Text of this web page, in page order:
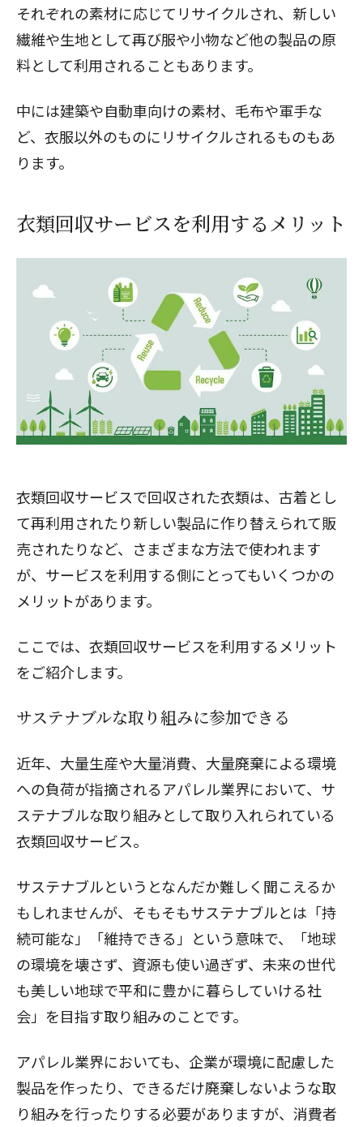
それぞれの素材に応じてリサイクルされ、新しい
繊維や生地として再び服や小物など他の製品の原
料として利用されることもあります。
中には建築や自動車向けの素材、毛布や軍手な
ど、衣服以外のものにリサイクルされるものもあ
ります。
衣類回収サービスを利用するメリット
衣類回収サービスで回収された衣類は、古着とし
て再利用されたり新しい製品に作り替えられて販
売されたりなど、さまざまな方法で使われます
が、サービスを利用する側にとってもいくつかの
メリットがあります。
ここでは、衣類回収サービスを利用するメリット
をご紹介します。
サステナブルな取り組みに参加できる
近年、大量生産や大量消費、大量廃棄による環境
への負荷が指摘されるアパレル業界において、サ
ステナブルな取り組みとして取り入れられている
衣類回収サービス。
サステナブルというとなんだか難しく聞こえるか
もしれませんが、そもそもサステナブルとは「持
続可能な」「維持できる」という意味で、「地球
の環境を壊さず、資源も使い過ぎず、未来の世代
も美しい地球で平和に豊かに暮らしていける社
会」を目指す取り組みのことです。
アパレル業界においても、企業が環境に配慮した
製品を作ったり、できるだけ廃棄しないような取
り組みを行ったりする必要がありますが、消費者